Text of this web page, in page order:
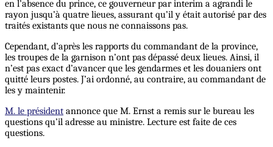
en l’absence du prince, ce gouverneur par interim a agrandi le
rayon jusqu’à quatre lieues, assurant qu’il y était autorisé par des
traités existants que nous ne connaissons pas.
Cependant, d’après les rapports du commandant de la province,
les troupes de la garnison n’ont pas dépassé deux lieues. Ainsi, il
n’est pas exact d’avancer que les gendarmes et les douaniers ont
quitté leurs postes. J’ai ordonné, au contraire, au commandant de
les y maintenir.
M. le président annonce que M. Ernst a remis sur le bureau les
questions qu’il adresse au ministre. Lecture est faite de ces
questions.